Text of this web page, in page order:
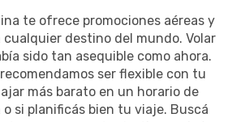
te ofrece promociones aéreas y
cualquier destino del mundo. Volar
sido tan asequible como ahora.
ser flexible con tu
más barato en un horario de
si planificás bien tu viaje. Buscá